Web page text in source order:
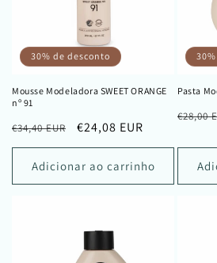
30% de desconto
Mousse Modeladora SWEET ORANGE
nº 91
Preço
normal
€34,40 EUR
Preço
de
saldo
€24,08 EUR
Adicionar ao carrinho
Pasta
Preço
€28,00